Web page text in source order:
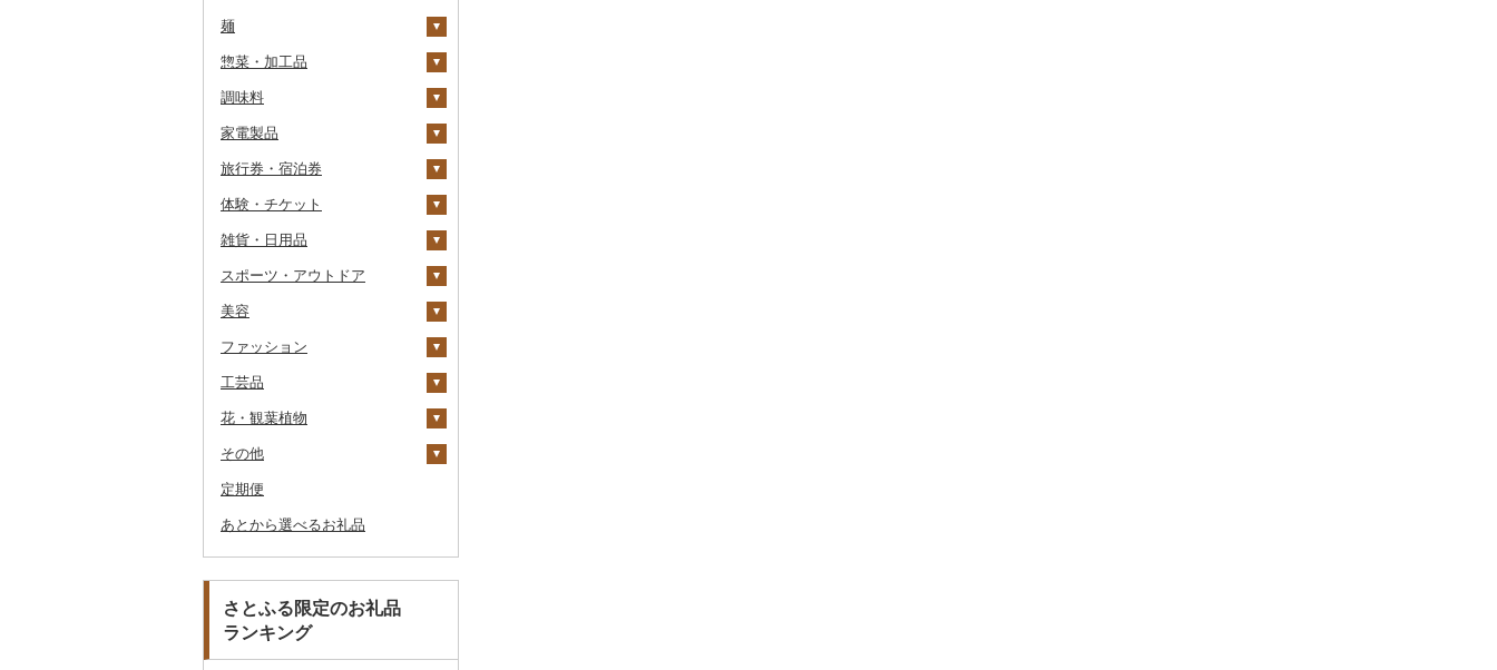
その他牛肉（精肉）
ほっけ
その他鮮魚
麺
ラーメン
うどん
そば
パスタ
ひやむぎ
そうめん
その他麺
惣菜・加工品
惣菜
餃子
シュウマイ
コロッケ
その他惣菜
カレー・シチュー
カレー
シチュー
鍋
肉
魚
その他鍋
ピザ
レトルト
スープ
豆腐・納豆
豆腐
漬物
キムチ
その他漬物
缶詰・瓶詰
肉
魚
ジャム
その他缶詰・瓶詰
乾物
燻製（スモーク）
おせち
その他加工品
調味料
砂糖
塩
醤油
味噌
酢
だし
食用油
オリーブオイル
ごま油
はちみつ
ドレッシング
その他調味料
ケチャップ
こしょう
その他調味料
家電製品
季節・空調家電
キッチン家電
照明器具
パソコン・周辺機器
TV・オーディオ・カメラ
美容・健康家電
カー用品
時計
その他家電
旅行券・宿泊券
旅行券
JTBふるさと旅行クー
その他旅行券
宿泊券
体験・チケット
PayPay商品券
食事券
温泉・サウナ・スパ利用
券
GDOふるさとゴルフ
プレークーポン
その他のゴルフプレー
花火大会チケット
カタログギフト
雑貨・日用品
家具・インテリア
机・テーブル
その他家具・インテリ
寝具
布団
毛布
タオルケット
タオル
その他タオル
文房具・印鑑
ボールペン
ノート・ファイル
その他文房具
食器
グラス・カップ
箸
スプーン・フォーク・
ナイフ
皿・椀
キッチン用品
フライパン
鍋
まな板
土鍋
日用品
洗剤
トイレットペーパー
ティッシュ
その他日用品
楽器・器材
本・CD・DVD
おもちゃ・ぬいぐるみ
ご当地キャラクター
スポーツ・アウトドア
ゴルフ
ゴルフボール
ゴルフウェア
その他ゴルフ
釣り
サイクリング
アウトドア・キャンプ
その他スポーツ
その他スポーツ
美容
スキンケア
洗顔
その他スキンケア
シャンプー・リンス
石鹸・ボディーソープ
入浴剤
アロマ
プロテイン
その他美容
ファッション
鞄・バッグ
トートバッグ・ショル
ツケース
その他鞄・バッグ
洋服
女性・レディース
子供・ベビー
その他洋服
和服
靴・履物
靴・シューズ
スリッパ・下駄・草履
その他靴・履物
アクセサリー
ペンダント・ネックレ
ス
ピアス・イヤリング
その他服飾小物
ショール・ストール
工芸品
織物
本場奄美大島紬
陶器・漆器
唐津焼
備前焼
美濃焼
村上木彫堆朱
その他装飾品・工芸品
数珠
工芸品
播州そろばん
美濃和紙
花・観葉植物
観葉植物・苗木
花
胡蝶蘭
造花・プリザーブドフ
ラワー
その他花
盆栽・その他
その他
地域サービス
その他
定期便
あとから選べるお礼品
さとふる限定のお礼品
ランキング